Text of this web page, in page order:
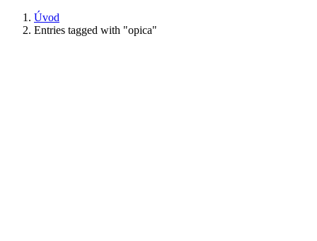
Úvod
Entries tagged with "opica"